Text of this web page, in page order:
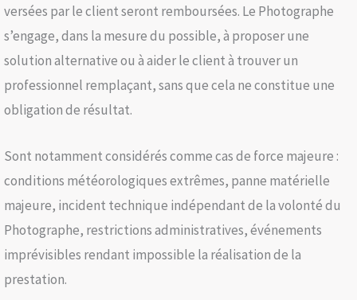
versées par le client seront remboursées. Le Photographe
s’engage, dans la mesure du possible, à proposer une
solution alternative ou à aider le client à trouver un
professionnel remplaçant, sans que cela ne constitue une
obligation de résultat.
Sont notamment considérés comme cas de force majeure :
conditions météorologiques extrêmes, panne matérielle
majeure, incident technique indépendant de la volonté du
Photographe, restrictions administratives, événements
imprévisibles rendant impossible la réalisation de la
prestation.